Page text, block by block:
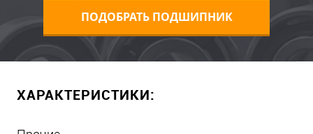
ПОДОБРАТЬ ПОДШИПНИК
ХАРАКТЕРИСТИКИ: